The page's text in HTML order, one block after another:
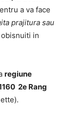
a va face
prajitura sau
in
regiune
2e Rang